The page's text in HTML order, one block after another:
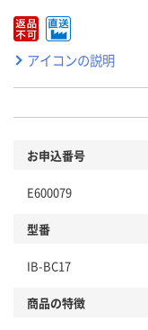
アイコンの説明
お申込番号
E600079
型番
IB-BC17
商品の特徴